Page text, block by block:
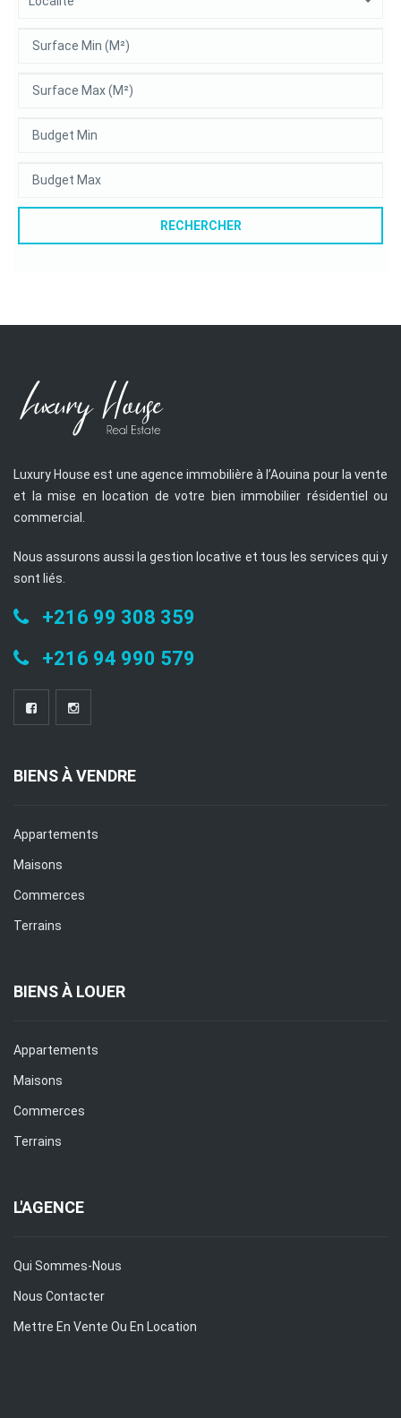
RECHERCHER
Luxury House est une agence immobilière à l’Aouina pour la vente
et la mise en location de votre bien immobilier résidentiel ou
commercial.
Nous assurons aussi la gestion locative et tous les services qui y
sont liés.
+216 99 308 359
+216 94 990 579
BIENS À VENDRE
Appartements
Maisons
Commerces
Terrains
BIENS À LOUER
Appartements
Maisons
Commerces
Terrains
L'AGENCE
Qui Sommes-Nous
Nous Contacter
Mettre En Vente Ou En Location